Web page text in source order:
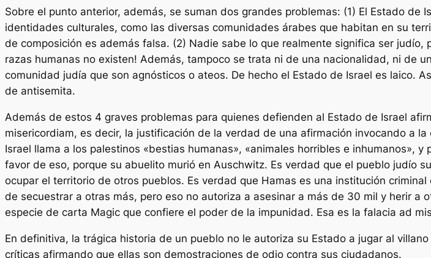
Sobre el punto anterior, además, se suman dos grandes problemas: (1) El Estado
identidades culturales, como las diversas comunidades árabes que habitan en su
de composición es además falsa. (2) Nadie sabe lo que realmente significa ser
razas humanas no existen! Además, tampoco se trata ni de una nacionalidad, ni de
comunidad judía que son agnósticos o ateos. De hecho el Estado de Israel es laico.
de antisemita.
Además de estos 4 graves problemas para quienes defienden al Estado de Israel
misericordiam, es decir, la justificación de la verdad de una afirmación invocando a
Israel llama a los palestinos «bestias humanas», «animales horribles e inhumanos»,
favor de eso, porque su abuelito murió en Auschwitz. Es verdad que el pueblo judío
ocupar el territorio de otros pueblos. Es verdad que Hamas es una institución
de secuestrar a otras más, pero eso no autoriza a asesinar a más de 30 mil y herir a
especie de carta Magic que confiere el poder de la impunidad. Esa es la falacia ad
En definitiva, la trágica historia de un pueblo no le autoriza su Estado a jugar al
críticas afirmando que ellas son demostraciones de odio contra sus ciudadanos.